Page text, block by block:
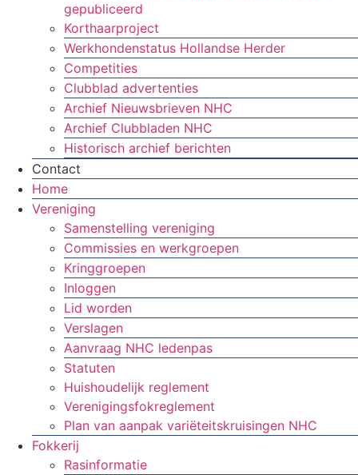
gepubliceerd
Korthaarproject
Werkhondenstatus Hollandse Herder
Competities
Clubblad advertenties
Archief Nieuwsbrieven NHC
Archief Clubbladen NHC
Historisch archief berichten
Contact
Home
Vereniging
Samenstelling vereniging
Commissies en werkgroepen
Kringgroepen
Inloggen
Lid worden
Verslagen
Aanvraag NHC ledenpas
Statuten
Huishoudelijk reglement
Verenigingsfokreglement
Plan van aanpak variëteitskruisingen NHC
Fokkerij
Rasinformatie